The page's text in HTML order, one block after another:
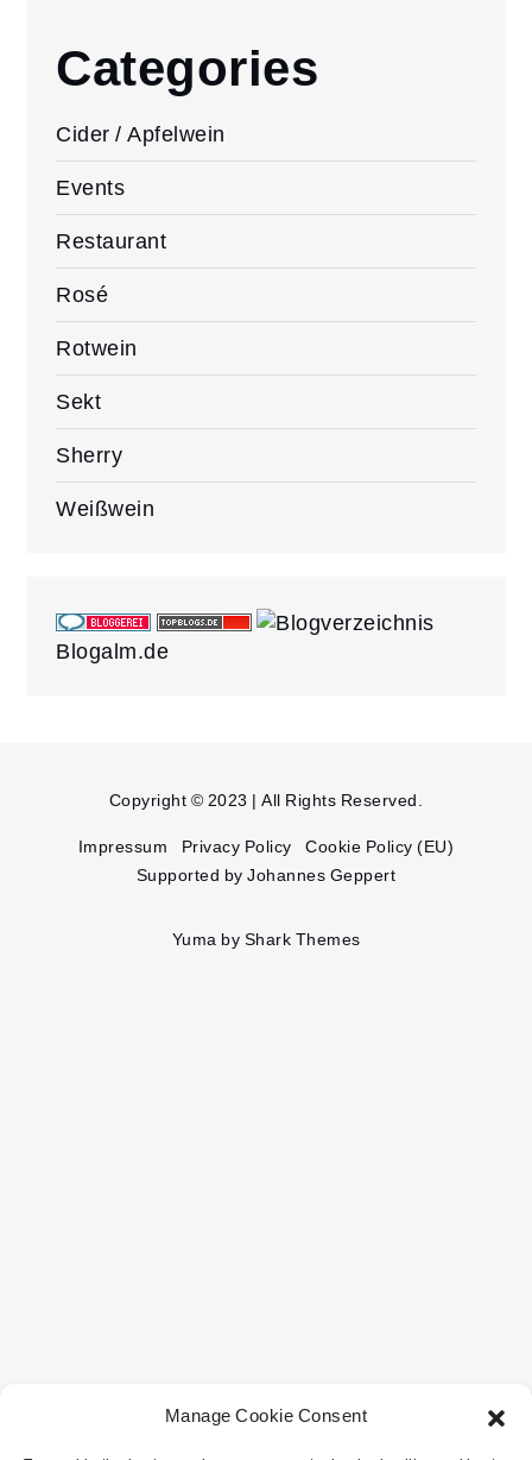
Manage Cookie Consent
Categories
Cider / Apfelwein
Events
Restaurant
Rosé
Rotwein
Sekt
Sherry
Weißwein
Blogalm.de
Copyright © 2023 | All Rights Reserved.
Impressum Privacy Policy
Cookie Policy (EU)
Supported by Johannes Geppert
Yuma by Shark Themes